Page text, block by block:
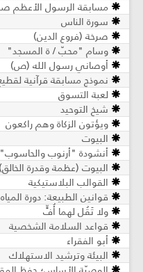
مسابقة الرسول الأعظم
سورة الناس
صرخة (فروع الدين)
وسام "محبّ / ة المسجد"
أوصاني رسول الله (ص)
نموذج مسابقة قرآنية
لعبة التسوق
شيخ التوحيد
ويؤتون الزكاة وهم راكعون
البيوت
أنشودة "أرنوب والحاسوب"
البيوت (عظمة وقدرة الخالق)
القوالب البلاستيكية
قوانين الطبيعة: دورة المياه
ولا تَقُل لهما أُفٍّ
قواعد السلامة الشخصية
أبو الفقراء
البيئة وترشيد الاستهلاك